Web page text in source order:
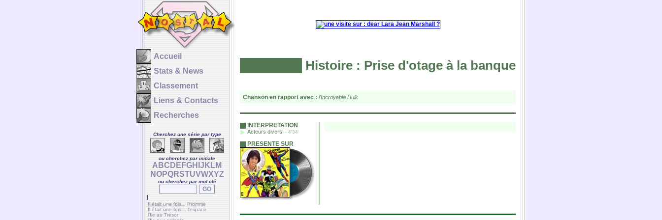
Accueil
Stats & News
Classement
Liens & Contacts
Recherches
Cherchez une série par type
ou cherchez par initiale
A BC D E FGH J K LM
NOPQRSTUVWXYZ
ou cherchez par mot clé
I
Il était une fois... l'homme
Il était une fois… l'espace
l'Ile au Trésor
Histoire : Prise d'otage à la banque
Chanson en rapport avec : l'Incroyable Hulk
INTERPRETATION
Acteurs divers - 4'34
PRESENTE SUR